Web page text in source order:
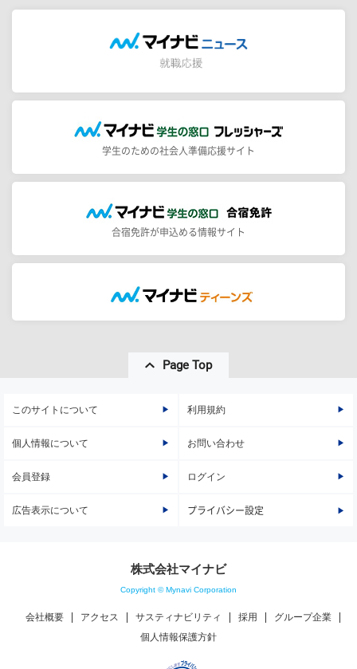
学生のための社会人準備応援サイト
合宿免許が申込める情報サイト
Page Top
このサイトについて 利用規約
個人情報について お問い合わせ
会員登録 ログイン
広告表示について プライバシー設定
株式会社マイナビ
Copyright © Mynavi Corporation
会社概要 アクセス サスティナビリティ 採用
グループ企業
個人情報保護方針